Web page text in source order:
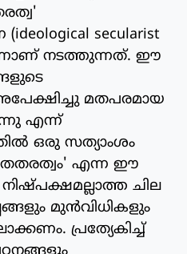
secularist
നടത്തുന്നത്. ഈ
മതപരമായ
എന്ന്
ഒരു സത്യാംശം
എന്ന ഈ
ചില
മുന്‍വിധികളും
പ്രത്യേകിച്ച്